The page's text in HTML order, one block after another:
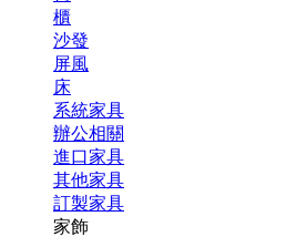
櫃
沙發
屏風
床
系統家具
辦公相關
進口家具
其他家具
訂製家具
家飾